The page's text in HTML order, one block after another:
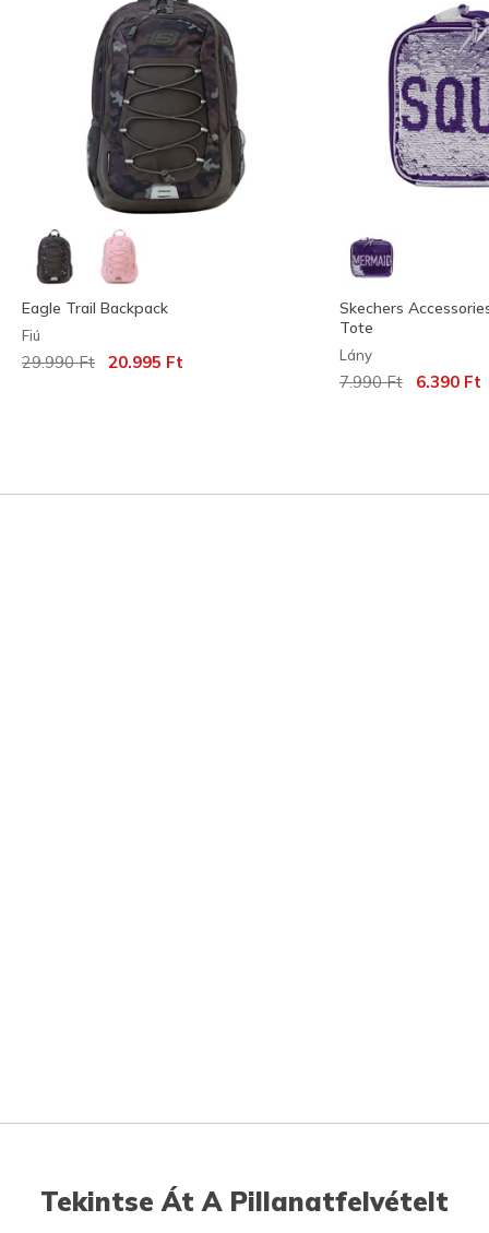
Eagle Trail Backpack
Fiú
Az ár a következőhöz képest csökkent:
29.990 Ft címzett:
20.995 Ft
Skechers
Tote
Lány
Az ár a
7.990 Ftcímzett:
6.390 Ft
Tekintse Át A Pillanatfelvételt